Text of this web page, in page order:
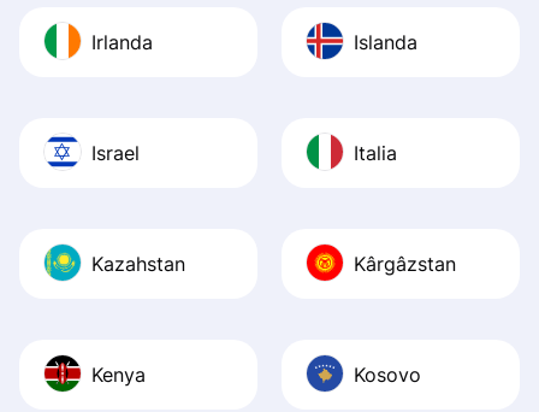
Irlanda Islanda
Israel Italia
Kazahstan Kârgâzstan
Kenya Kosovo